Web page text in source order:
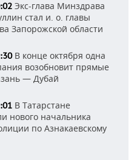
Экс-глава Минздрава
стал и. о. главы
Запорожской области
В конце октября одна
возобновит прямые
— Дубай
В Татарстане
нового начальника
по Азнакаевскому